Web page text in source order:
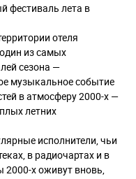
фестиваль лета в
отеля
из самых
сезона —
музыкальное событие
в атмосферу 2000-х —
летних
исполнители, чьи
в радиочартах и в
х оживут вновь,